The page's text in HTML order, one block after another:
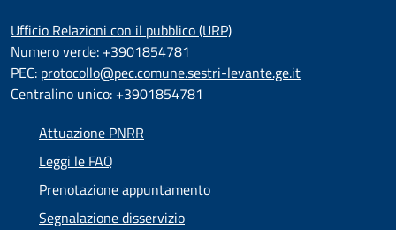
Ufficio Relazioni con il pubblico (URP)
Numero verde: +3901854781
PEC: protocollo@pec.comune.sestri-levante.ge.it
Centralino unico: +3901854781
Attuazione PNRR
Leggi le FAQ
Prenotazione appuntamento
Segnalazione disservizio